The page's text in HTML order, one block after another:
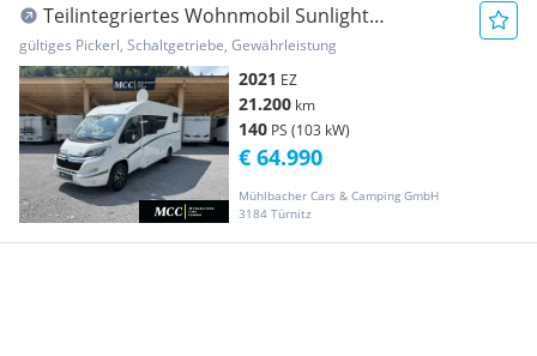
Teilintegriertes Wohnmobil Sunlight
!!!VERKAUFT!!! V66 Adventur...
gültiges Pickerl, Schaltgetriebe, Gewährleistung
2021 EZ
21.200 km
140 PS (103 kW)
Mühlbacher Cars & Camping GmbH
3184 Türnitz
€ 64.990